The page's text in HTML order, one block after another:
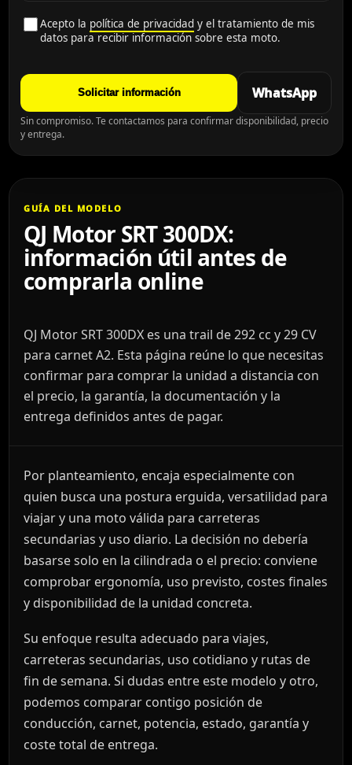
Acepto la política de privacidad y el tratamiento de mis
datos para recibir información sobre esta moto.
Solicitar información WhatsApp
Sin compromiso. Te contactamos para confirmar disponibilidad, precio
y entrega.
GUÍA DEL MODELO
QJ Motor SRT 300DX:
información útil antes de
comprarla online
QJ Motor SRT 300DX es una trail de 292 cc y 29 CV
para carnet A2. Esta página reúne lo que necesitas
confirmar para comprar la unidad a distancia con
el precio, la garantía, la documentación y la
entrega definidos antes de pagar.
Por planteamiento, encaja especialmente con
quien busca una postura erguida, versatilidad para
viajar y una moto válida para carreteras
secundarias y uso diario. La decisión no debería
basarse solo en la cilindrada o el precio: conviene
comprobar ergonomía, uso previsto, costes finales
y disponibilidad de la unidad concreta.
Su enfoque resulta adecuado para viajes,
carreteras secundarias, uso cotidiano y rutas de
fin de semana. Si dudas entre este modelo y otro,
podemos comparar contigo posición de
conducción, carnet, potencia, estado, garantía y
coste total de entrega.